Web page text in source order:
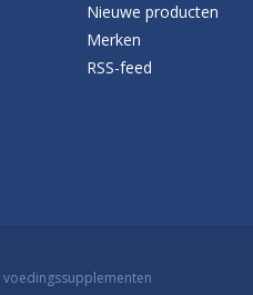
Nieuwe producten
Merken
RSS-feed